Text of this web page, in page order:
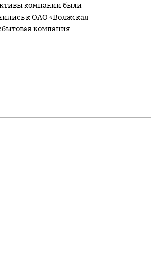
компании были
к ОАО «Волжская
компания